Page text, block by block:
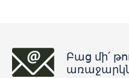
Բաց մի՛